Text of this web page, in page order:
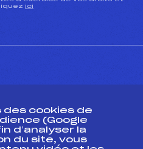
ici
des cookies de
(Google
d’analyser la
du site, vous